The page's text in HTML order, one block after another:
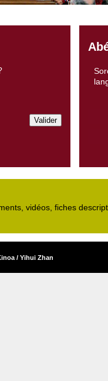
vidéos, fiches
/ Yihui Zhan